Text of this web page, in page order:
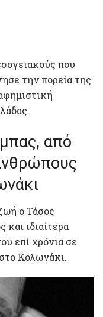
που
την πορεία της
από
ο Τάσος
ιδιαίτερα
επί χρόνια σε
Κολωνάκι.